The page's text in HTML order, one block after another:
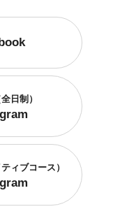
日制）
ィブコース）